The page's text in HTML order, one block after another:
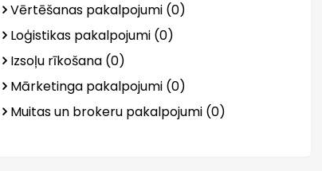
Vērtēšanas pakalpojumi (0)
Loģistikas pakalpojumi (0)
Izsoļu rīkošana (0)
Mārketinga pakalpojumi (0)
Muitas un brokeru pakalpojumi (0)